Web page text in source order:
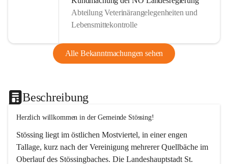
Abteilung Veterinärangelegenheiten und
Lebensmittekontrolle
Alle Bekanntmachungen sehen
Beschreibung
Herzlich willkommen in der Gemeinde Stössing!
Stössing liegt im östlichen Mostviertel, in einer engen
Tallage, kurz nach der Vereinigung mehrerer Quellbäche im
Oberlauf des Stössingbaches. Die Landeshauptstadt St.